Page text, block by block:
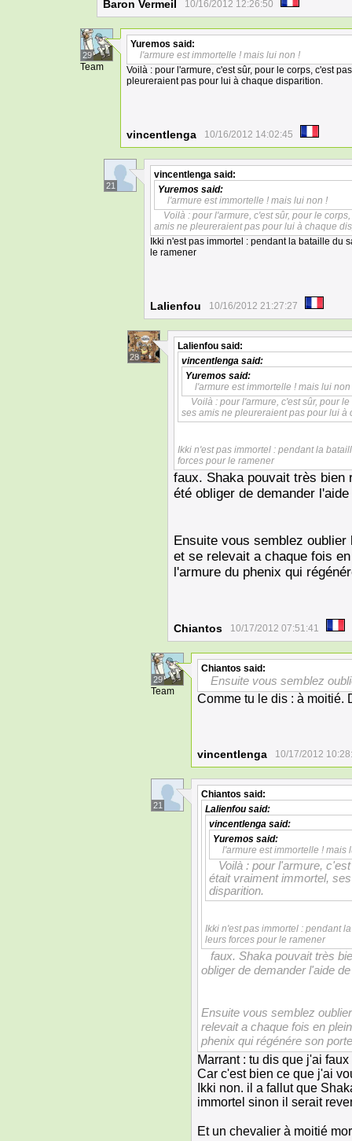
Baron Vermeil 10/16/2012 12:26:50
29
Team
Yuremos said:
l'armure est immortelle ! mais lui non !
Voilà : pour l'armure, c'est sûr, pour le corps, c'est
pleureraient pas pour lui à chaque disparition.
vincentlenga 10/16/2012 14:02:45
21
vincentlenga said:
Yuremos said:
l'armure est immortelle ! mais lui non !
Voilà : pour l'armure, c'est sûr, pour le
amis ne pleureraient pas pour lui à chaque
Ikki n'est pas immortel : pendant la bataille du
le ramener
Lalienfou 10/16/2012 21:27:27
28
Lalienfou said:
vincentlenga said:
Yuremos said:
l'armure est immortelle ! mais lui non
Voilà : pour l'armure, c'est sûr, pour
ses amis ne pleureraient pas pour lui à
Ikki n'est pas immortel : pendant la
forces pour le ramener
faux. Shaka pouvait très
été obliger de demander
Ensuite vous semblez
et se relevait a chaque fois
l'armure du phenix qui
Chiantos 10/17/2012 07:51:41
29
Team
Chiantos said:
Ensuite vous semblez
Comme tu le dis : à moitié.
vincentlenga 10/17/2012
21
Chiantos said:
Lalienfou said:
vincentlenga said:
Yuremos said:
l'armure est immortelle ! mais
Voilà : pour l'armure,
était vraiment immortel,
disparition.
Ikki n'est pas immortel : pendant
leurs forces pour le ramener
faux. Shaka pouvait très
obliger de demander l'aide
Ensuite vous semblez
relevait a chaque fois en
phenix qui régénére son
Marrant : tu dis que j'ai
Car c'est bien ce que j'ai
Ikki non. il a fallut que
immortel sinon il serait
Et un chevalier à moitié